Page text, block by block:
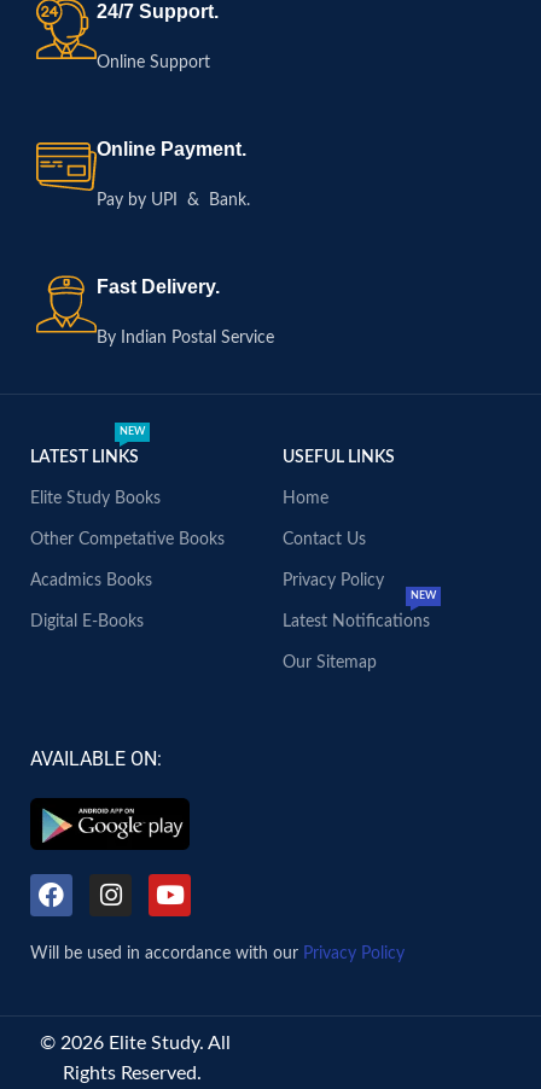
24/7 Support.
Online Support
Online Payment.
Pay by UPI & Bank.
Fast Delivery.
By Indian Postal Service
LATEST LINKS
NEW
Elite Study Books
Other Competative Books
Acadmics Books
Digital E-Books
USEFUL LINKS
Home
Contact Us
Privacy Policy
Latest Notifications
NEW
Our Sitemap
AVAILABLE ON:
Will be used in accordance with our Privacy Policy
© 2026 Elite Study. All
Rights Reserved.